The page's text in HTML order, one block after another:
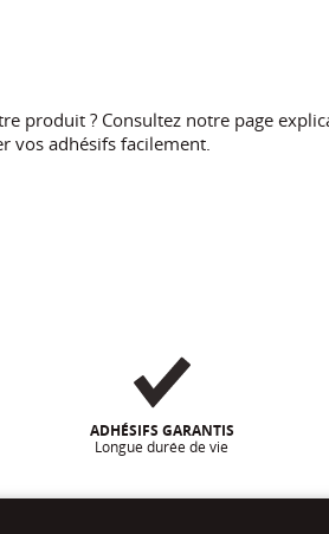
produit ? Consultez notre page
vos adhésifs facilement.
ADHÉSIFS GARANTIS
Longue durée de vie